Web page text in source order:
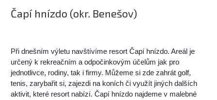
Čapí hnízdo (okr. Benešov)
Při dnešním výletu navštívíme resort Čapí hnízdo. Areál je
určený k rekreačním a odpočinkovým účelům jak pro
jednotlivce, rodiny, tak i firmy. Můžeme si zde zahrát golf,
tenis, zarybařit si, zajezdi na koních či využít jiných dalších
aktivit, které resort nabízí. Čapí hnízdo najdeme v malebné